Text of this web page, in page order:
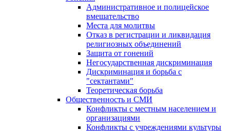
Административное и полицейское
вмешательство
Места для молитвы
Отказ в регистрации и ликвидация
религиозных объединений
Защита от гонений
Негосударственная дискриминация
Дискриминация и борьба с
"сектантами"
Теоретическая борьба
Общественность и СМИ
Конфликты с местным населением и
организациями
Конфликты с учреждениями культуры